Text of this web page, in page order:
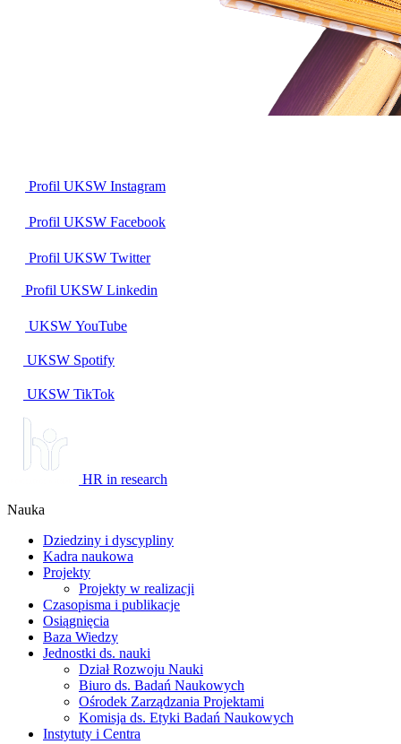
Profil UKSW Instagram
Profil UKSW Facebook
Profil UKSW Twitter
Profil UKSW Linkedin
UKSW YouTube
UKSW Spotify
UKSW TikTok
HR in research
Nauka
Dziedziny i dyscypliny
Kadra naukowa
Projekty
Projekty w realizacji
Czasopisma i publikacje
Osiągnięcia
Baza Wiedzy
Jednostki ds. nauki
Dział Rozwoju Nauki
Biuro ds. Badań Naukowych
Ośrodek Zarządzania Projektami
Komisja ds. Etyki Badań Naukowych
Instytuty i Centra